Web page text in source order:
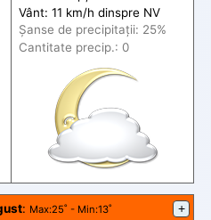
Vânt: 11 km/h dinspre NV
Șanse de precipitații: 25%
Cantitate precip.: 0
: Max:25˚ - Min:13˚ +